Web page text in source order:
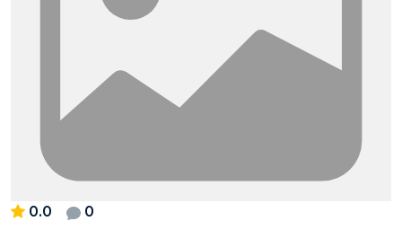
0.0 0